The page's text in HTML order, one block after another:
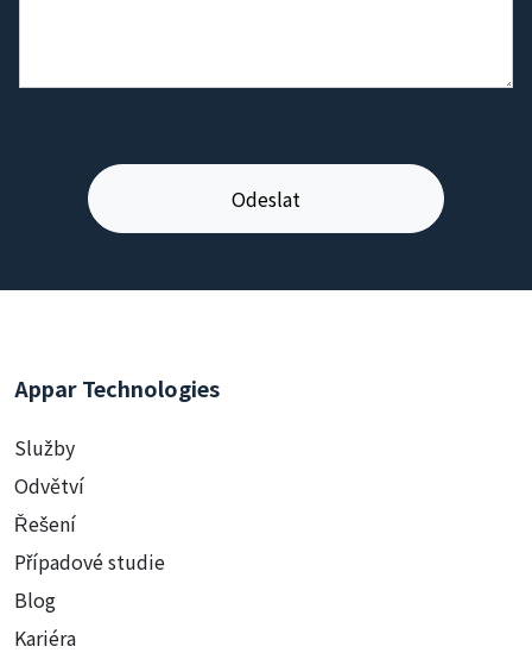
Appar Technologies
Služby
Odvětví
Řešení
Případové studie
Blog
Kariéra